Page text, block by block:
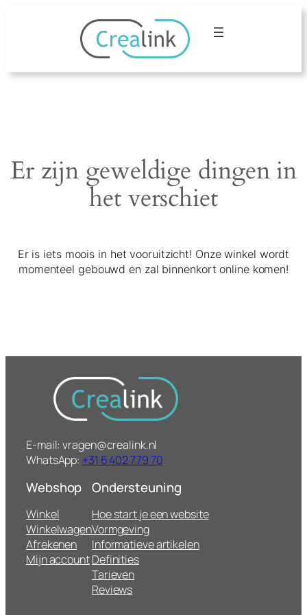
Er zijn geweldige dingen in
het verschiet
Er is iets moois in het vooruitzicht! Onze winkel wordt
momenteel gebouwd en zal binnenkort online komen!
E-mail: vragen@crealink.nl
WhatsApp: +31 6 402 779 70
Webshop
Winkel
Winkelwagen
Afrekenen
Mijn account
Ondersteuning
Hoe start je een website
Vormgeving
Informatieve artikelen
Definities
Tarieven
Reviews